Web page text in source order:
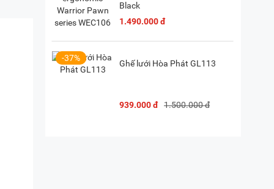
Black
1.490.000 đ
-37%
Ghế lưới Hòa Phát GL113
939.000 đ 1.500.000 đ